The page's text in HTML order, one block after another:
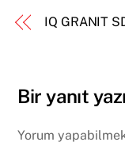
IQ GRANIT
Bir yanıt
Yorum